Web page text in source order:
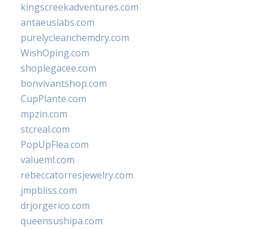
kingscreekadventures.com
antaeuslabs.com
purelycleanchemdry.com
WishOping.com
shoplegacee.com
bonvivantshop.com
CupPlante.com
mpzin.com
stcreal.com
PopUpFlea.com
valueml.com
rebeccatorresjewelry.com
jmpbliss.com
drjorgerico.com
queensushipa.com